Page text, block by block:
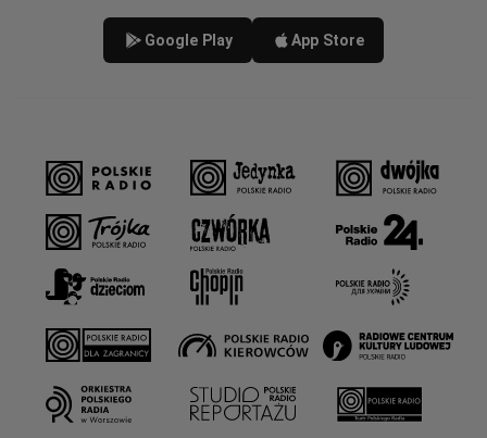
Google Play App Store